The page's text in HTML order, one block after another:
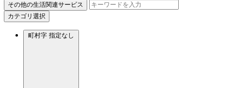
その他の生活関連サービス
カテゴリ選択
町村字 指定なし